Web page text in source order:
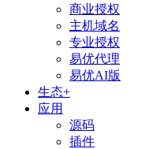
商业授权
主机域名
专业授权
易优代理
易优AI版
生态+
应用
源码
插件